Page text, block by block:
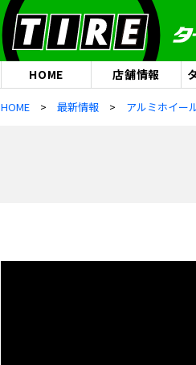
HOME 店舗情報
HOME 最新情報 アルミホイー